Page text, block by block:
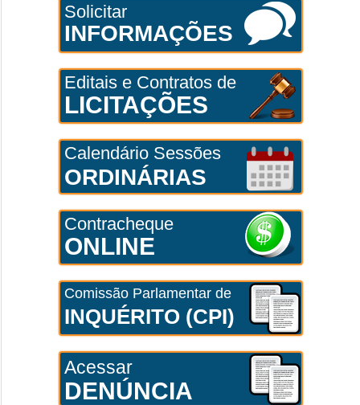
Solicitar
INFORMAÇÕES
Editais e Contratos de
LICITAÇÕES
Calendário Sessões
ORDINÁRIAS
Contracheque
ONLINE
Comissão Parlamentar de
INQUÉRITO (CPI)
Acessar
DENÚNCIA